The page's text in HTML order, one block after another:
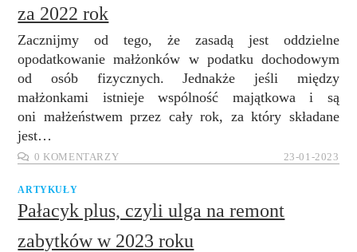
za 2022 rok
Zacznijmy od tego, że zasadą jest oddzielne
opodatkowanie małżonków w podatku dochodowym
od osób fizycznych. Jednakże jeśli między
małżonkami istnieje wspólność majątkowa i są
oni małżeństwem przez cały rok, za który składane
jest…
0 KOMENTARZY 23-01-2023
ARTYKUŁY
Pałacyk plus, czyli ulga na remont
zabytków w 2023 roku